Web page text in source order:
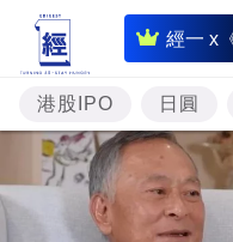
經一 x
即
時
財
經
專
題
港股IPO 日圓